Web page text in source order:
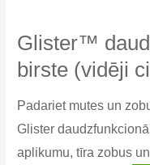
Glister™
birste (vidēji
Padariet mutes un
Glister
aplikumu, tīra zobus